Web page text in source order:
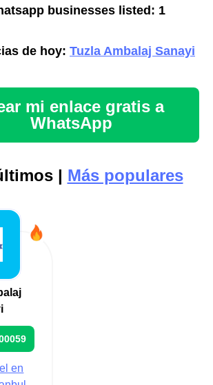
businesses listed: 1
de hoy: Tuzla Ambalaj Sanayi
mi enlace gratis a
WhatsApp
| Más populares
en